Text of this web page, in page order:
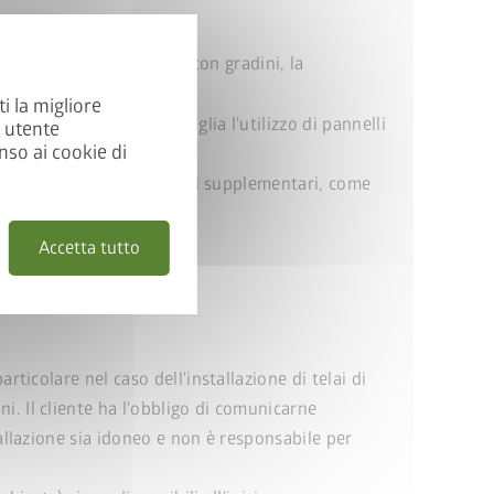
la migliore
utente
ai cookie di
Accetta tutto
in calcestruzzo con gradini, la
strutturali.
del cliente
. Biohort consiglia l'utilizzo di pannelli
gli eventuali lavori supplementari, come
nel caso dell'installazione di telai di
Il cliente ha l'obbligo di comunicarne
sia idoneo e non è responsabile per